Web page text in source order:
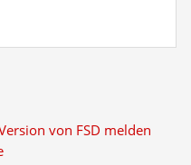
von FSD melden